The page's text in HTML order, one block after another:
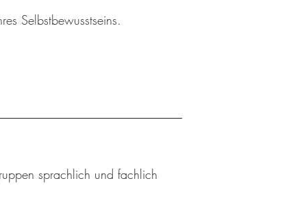
Selbstbewusstseins.
sprachlich und fachlich